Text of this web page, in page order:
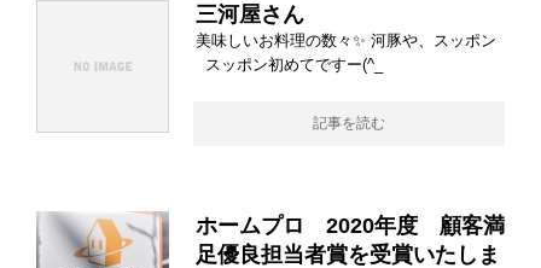
三河屋さん
美味しいお料理の数々✨ 河豚や、スッポン
スッポン初めてですー(^_
記事を読む
ホームプロ 2020年度 顧客満
足優良担当者賞を受賞いたしま